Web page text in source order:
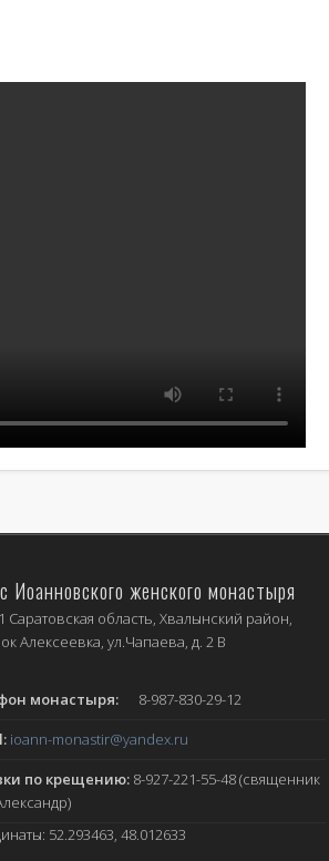
Иоанновского женского монастыря
Саратовская область, Хвалынский район,
Алексеевка, ул.Чапаева, д. 2 В
монастыря:
8-987-830-29-12
ioann-monastir@yandex.ru
по крещению: 8-927-221-55-48 (священник
52.293463, 48.012633